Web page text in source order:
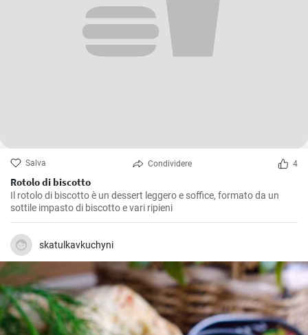
Salva Condividere 4
Rotolo di biscotto
Il rotolo di biscotto è un dessert leggero e soffice, formato da un
sottile impasto di biscotto e vari ripieni
skatulkavkuchyni